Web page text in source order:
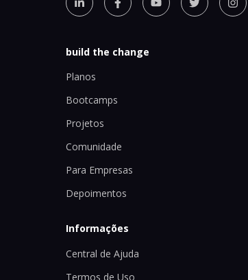
build the change
Planos
Bootcamps
Projetos
Comunidade
Para Empresas
Depoimentos
Informações
Central de Ajuda
Termos de Uso